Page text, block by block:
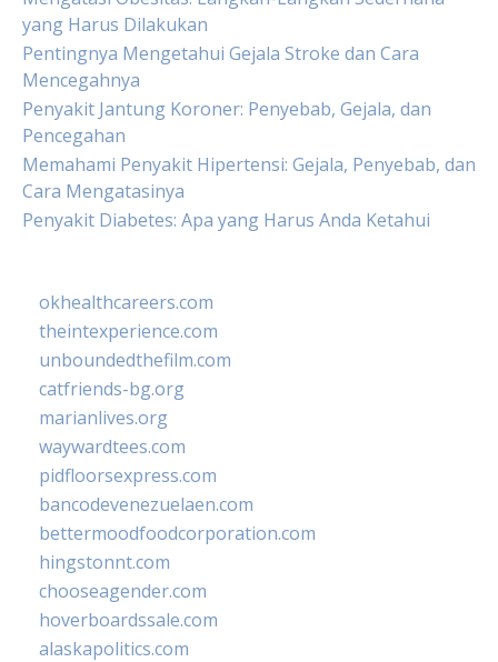
yang Harus Dilakukan
Pentingnya Mengetahui Gejala Stroke dan Cara
Mencegahnya
Penyakit Jantung Koroner: Penyebab, Gejala, dan
Pencegahan
Memahami Penyakit Hipertensi: Gejala, Penyebab, dan
Cara Mengatasinya
Penyakit Diabetes: Apa yang Harus Anda Ketahui
okhealthcareers.com
theintexperience.com
unboundedthefilm.com
catfriends-bg.org
marianlives.org
waywardtees.com
pidfloorsexpress.com
bancodevenezuelaen.com
bettermoodfoodcorporation.com
hingstonnt.com
chooseagender.com
hoverboardssale.com
alaskapolitics.com